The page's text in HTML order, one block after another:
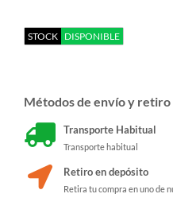
STOCK DISPONIBLE
Métodos de envío y retiro
Transporte Habitual
Transporte habitual
Retiro en depósito
Retira tu compra en uno de